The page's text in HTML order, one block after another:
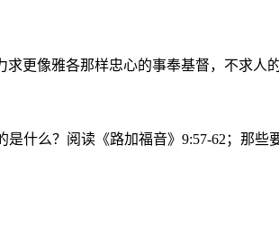
更像雅各那样忠心的事奉基督，不求人
是什么？阅读《路加福音》9:57-62 ；那些